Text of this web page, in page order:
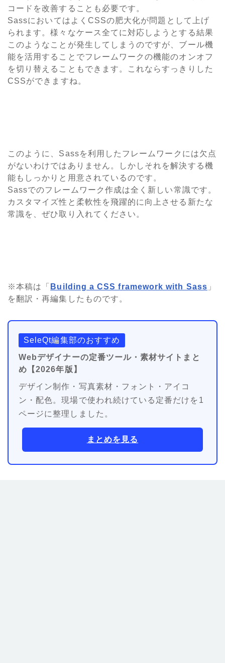
コードを改善することも必要です。
SassにおいてはよくCSSの肥大化が問題として上げ
られます。様々なケース全てに対応しようとする結果
このようなことが発生してしまうのですが、ブール機
能を活用することでフレームワークの機能のオンオフ
を切り替えることもできます。これならすっきりした
CSSができますね。
このように、Sassを利用したフレームワークには欠点
がないわけではありません。しかしそれを解決する機
能もしっかりと用意されているのです。
Sassでのフレームワーク作成は全く新しい常識です。
カスタマイズ性と柔軟性を飛躍的に向上させる新たな
常識を、ぜひ取り入れてください。
※本稿は「 Building a CSS framework with Sass 」
を翻訳・再編集したものです。
SeleQt編集部のおすすめ
Webデザイナーの定番ツール・素材サイトまと
め【2026年版】
デザイン制作・写真素材・フォント・アイコ
ン・配色。現場で使われ続けている定番だけを1
ページに整理しました。
まとめを見る